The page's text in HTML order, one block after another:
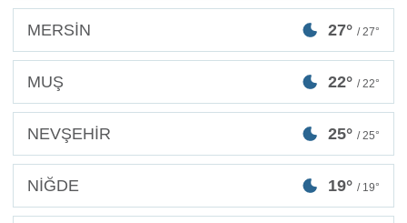
MERSİN 27° / 27°
MUŞ 22° / 22°
NEVŞEHİR 25° / 25°
NİĞDE 19° / 19°